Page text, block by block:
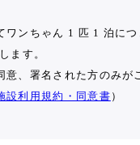
ワンちゃん 1 匹 1 泊に
ます。
意、署名された方のみが
設利用規約・同意書 ）